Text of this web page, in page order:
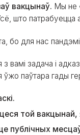
вакцынаў. Мы не
што патрабуецца
бо для нас
з вамі задача і
ўжо паўтара гады
той вакцынай,
публічных